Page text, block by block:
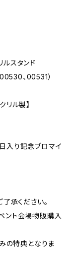
スタンド
、00531）
リル製】
入り記念ブロマイ
承ください。
ント会場物販購入
の特典となりま